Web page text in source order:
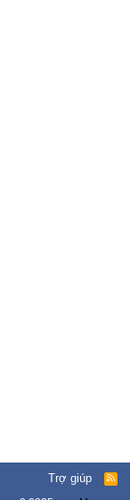
Trợ giúp
R